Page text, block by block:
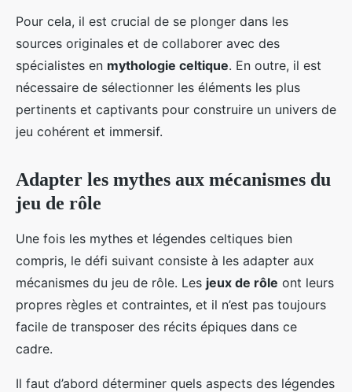
Pour cela, il est crucial de se plonger dans les
sources originales et de collaborer avec des
spécialistes en mythologie celtique. En outre, il est
nécessaire de sélectionner les éléments les plus
pertinents et captivants pour construire un univers de
jeu cohérent et immersif.
Adapter les mythes aux mécanismes du
jeu de rôle
Une fois les mythes et légendes celtiques bien
compris, le défi suivant consiste à les adapter aux
mécanismes du jeu de rôle. Les jeux de rôle ont leurs
propres règles et contraintes, et il n’est pas toujours
facile de transposer des récits épiques dans ce
cadre.
Il faut d’abord déterminer quels aspects des légendes